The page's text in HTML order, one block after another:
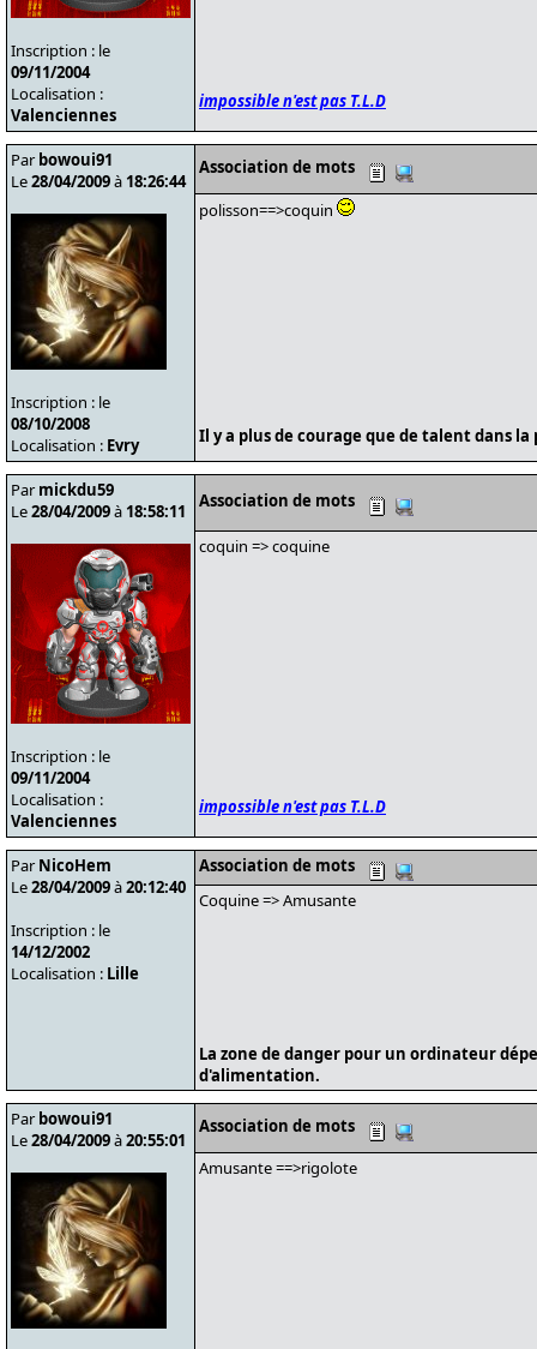
Inscription : le
09/11/2004
Localisation :
Valenciennes
impossible n'est pas T.L.D
Par bowoui91
Le28/04/2009à 18:26:44
Inscription : le
08/10/2008
Localisation : Evry
Association de mots
polisson==>coquin
Il y a plus de courage que de talent dans
Par mickdu59
Le28/04/2009à 18:58:11
Inscription : le
09/11/2004
Localisation :
Valenciennes
Association de mots
coquin => coquine
impossible n'est pas T.L.D
Par NicoHem
Le28/04/2009à20:12:40
Inscription : le
14/12/2002
Localisation : Lille
Association de mots
Coquine => Amusante
La zone de danger pour un ordinateur
d'alimentation.
Par bowoui91
Le28/04/2009à20:55:01
Association de mots
Amusante ==>rigolote